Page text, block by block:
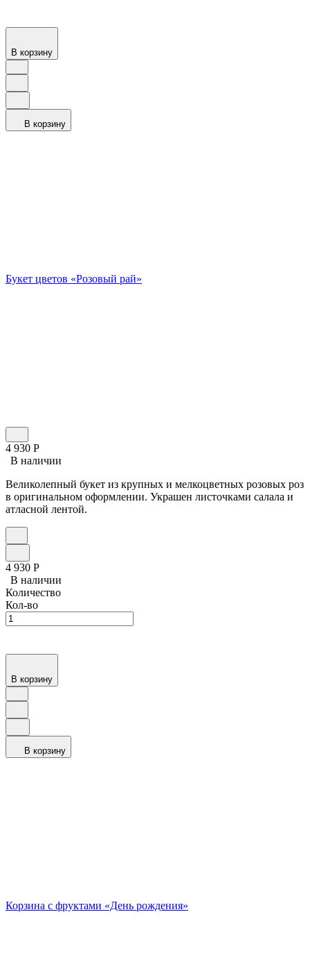
В корзину
В корзину
Букет цветов «Розовый рай»
4 930 Р
В наличии
Великолепный букет из крупных и мелкоцветных розовых роз
в оригинальном оформлении. Украшен листочками салала и
атласной лентой.
4 930 Р
В наличии
Количество
Кол-во
В корзину
В корзину
Корзина с фруктами «День рождения»